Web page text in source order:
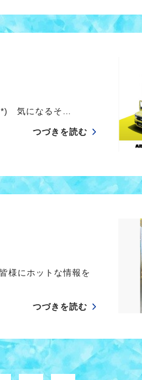
気になるそ…
つづきを読む
様にホットな情報を
つづきを読む